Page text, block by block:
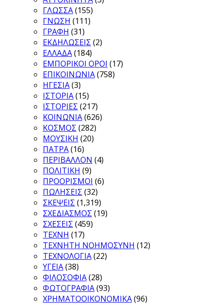
ΓΛΩΣΣΑ(155)
ΓΝΩΣΗ (111)
ΓΡΑΦΗ (31)
ΕΚΔΗΛΩΣΕΙΣ (2)
ΕΛΛΑΔΑ(184)
ΕΜΠΟΡΙΚΟΙ ΟΡΟΙ (17)
ΕΠΙΚΟΙΝΩΝΙΑ(758)
ΗΓΕΣΙΑ(3)
ΙΣΤΟΡΙΑ(15)
ΙΣΤΟΡΙΕΣ (217)
ΚΟΙΝΩΝΙΑ(626)
ΚΟΣΜΟΣ (282)
ΜΟΥΣΙΚΗ (20)
ΠΑΤΡΑ(16)
ΠΕΡΙΒΑΛΛΟΝ (4)
ΠΟΛΙΤΙΚΗ (9)
ΠΡΟΟΡΙΣΜΟΙ (6)
ΠΩΛΗΣΕΙΣ (32)
ΣΚΕΨΕΙΣ (1,319)
ΣΧΕΔΙΑΣΜΟΣ (19)
ΣΧΕΣΕΙΣ (459)
ΤΕΧΝΗ (17)
ΤΕΧΝΗΤΗ ΝΟΗΜΟΣΥΝΗ (12)
ΤΕΧΝΟΛΟΓΙΑ(22)
ΥΓΕΙΑ(38)
ΦΙΛΟΣΟΦΙΑ(28)
ΦΩΤΟΓΡΑΦΙΑ(93)
ΧΡΗΜΑΤΟΟΙΚΟΝΟΜΙΚΑ(96)